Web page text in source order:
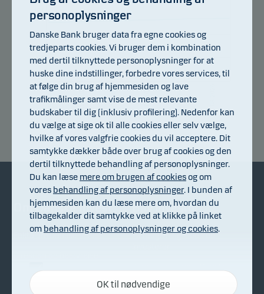
97
99
06.07.2026 10.07.2026 16.07.2026 22.07.2026 28.07.2026
Afkastindeks
Om Danske Invest
Fakta om Danske Invest
Generalforsamling
Bliv investor
Få rådgivning inden du
personoplysninger
Danske Bank bruger data fra egne cookies og
tredjeparts cookies. Vi bruger dem i kombination
med dertil tilknyttede personoplysninger for at
huske dine indstillinger, forbedre vores services, til
at følge din brug af hjemmesiden og lave
trafikmålinger samt vise de mest relevante
budskaber til dig (inklusiv profilering). Nedenfor kan
du vælge at sige ok til alle cookies eller selv vælge,
hvilke af vores valgfrie cookies du vil acceptere. Dit
samtykke dækker både over brug af cookies og den
dertil tilknyttede behandling af personoplysninger.
Du kan læse mere om brugen af cookiesog om
vores behandling af personoplysninger. I bunden af
hjemmesiden kan du læse mere om, hvordan du
tilbagekalder dit samtykke ved at klikke på linket
om behandling af personoplysninger og cookies.
Nødvendige
Disse cookies hjælper med at sikre, at vores
OK til nødvendige